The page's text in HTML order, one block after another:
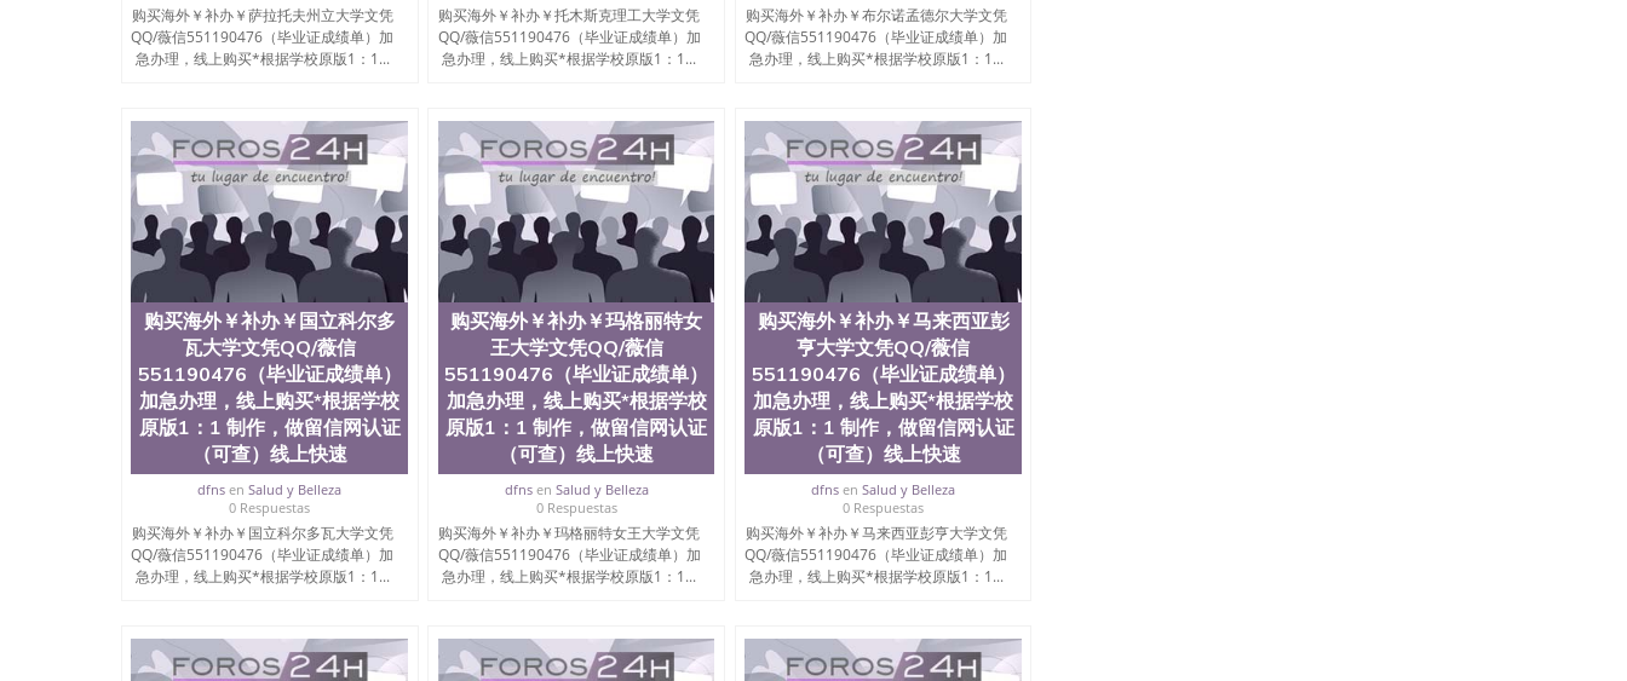
购买海外￥补办￥萨拉托夫州立大学文凭
QQ/薇信551190476（毕业证成绩单）加
急办理，线上购买*根据学校原版1：1...
购买海外￥补办￥托木斯克理工大学文凭
QQ/薇信551190476（毕业证成绩单）加
急办理，线上购买*根据学校原版1：1...
购买海外￥补办￥布尔诺孟德尔大学文凭
QQ/薇信551190476（毕业证成绩单）加
急办理，线上购买*根据学校原版1：1...
购买海外￥补办￥国立科尔多
瓦大学文凭QQ/薇信
551190476（毕业证成绩单）
加急办理，线上购买*根据学校
原版1：1 制作，做留信网认证
（可查）线上快速
dfns enSalud y Belleza
0 Respuestas
购买海外￥补办￥国立科尔多瓦大学文凭
QQ/薇信551190476（毕业证成绩单）加
急办理，线上购买*根据学校原版1：1...
购买海外￥补办￥玛格丽特女
王大学文凭QQ/薇信
551190476（毕业证成绩单）
加急办理，线上购买*根据学校
原版1：1 制作，做留信网认证
（可查）线上快速
dfnsen Salud y Belleza
0 Respuestas
购买海外￥补办￥玛格丽特女王大学文凭
QQ/薇信551190476（毕业证成绩单）加
急办理，线上购买*根据学校原版1：1...
购买海外￥补办￥马来西亚彭
亨大学文凭QQ/薇信
551190476（毕业证成绩单）
加急办理，线上购买*根据学校
原版1：1 制作，做留信网认证
（可查）线上快速
dfns enSalud y Belleza
0 Respuestas
购买海外￥补办￥马来西亚彭亨大学文凭
QQ/薇信551190476（毕业证成绩单）加
急办理，线上购买*根据学校原版1：1...